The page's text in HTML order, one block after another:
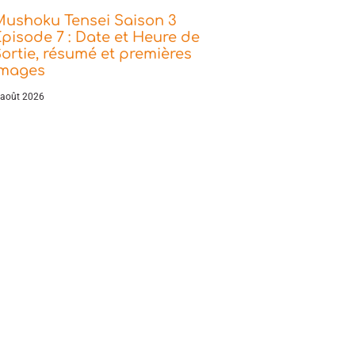
Tensei Saison 3
7 : Date et Heure de
résumé et premières
2026